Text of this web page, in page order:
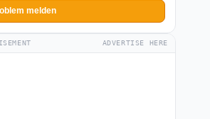
melden
ADVERTISE HERE